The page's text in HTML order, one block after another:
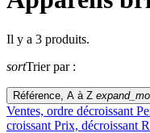
Il y a 3 produits.
sortTrier par :
Référence, A à Z
Ventes, ordre décroissant
croissant Prix, décroissant